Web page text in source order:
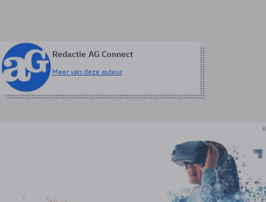
Redactie AG Connect
Meer van deze auteur